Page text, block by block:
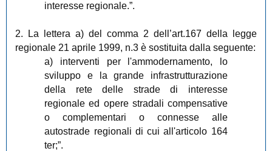
interesse regionale.”.
2. La lettera a) del comma 2 dell’art.167 della legge
regionale 21 aprile 1999, n.3 è sostituita dalla seguente:
a) interventi per l'ammodernamento, lo
sviluppo e la grande infrastrutturazione
della rete delle strade di interesse
regionale ed opere stradali compensative
o complementari o connesse alle
autostrade regionali di cui all'articolo 164
ter;”.